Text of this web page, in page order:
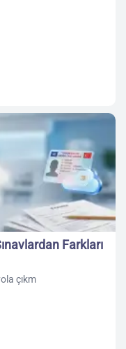
Farkları
çıkm